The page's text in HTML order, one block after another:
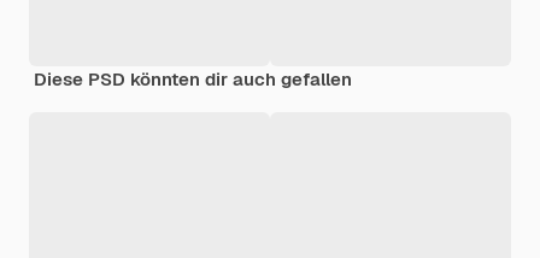
Diese PSD könnten dir auch gefallen